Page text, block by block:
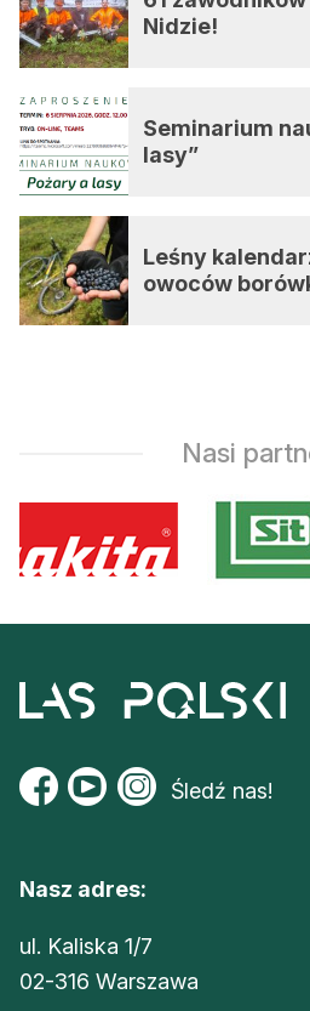
Nidzie!
Seminarium
lasy”
Leśny
owoców
Nasi
Śledź nas!
Nasz adres:
ul. Kaliska 1/7
02-316 Warszawa